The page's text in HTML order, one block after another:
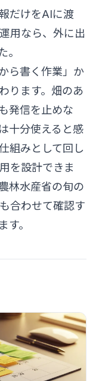
だけをAIに渡
用なら、外に出
。
ら書く作業」か
ります。畑のあ
発信を止めな
十分使えると感
組みとして回し
を設計できま
農林水産省の旬の
合わせて確認す
す。